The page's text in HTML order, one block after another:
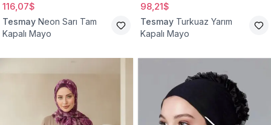
116,07$
Tesmay Neon Sarı Tam
Kapalı Mayo
98,21$
Tesmay Turkuaz Yarım
Kapalı Mayo